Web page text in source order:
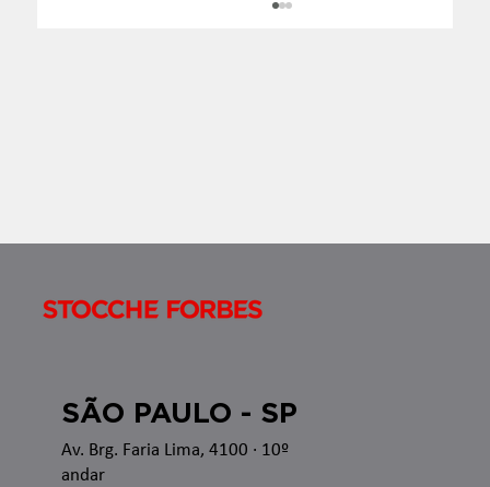
Av. Brg. Faria Lima, 4100 · 10º
andar
SÃO PAULO - SP